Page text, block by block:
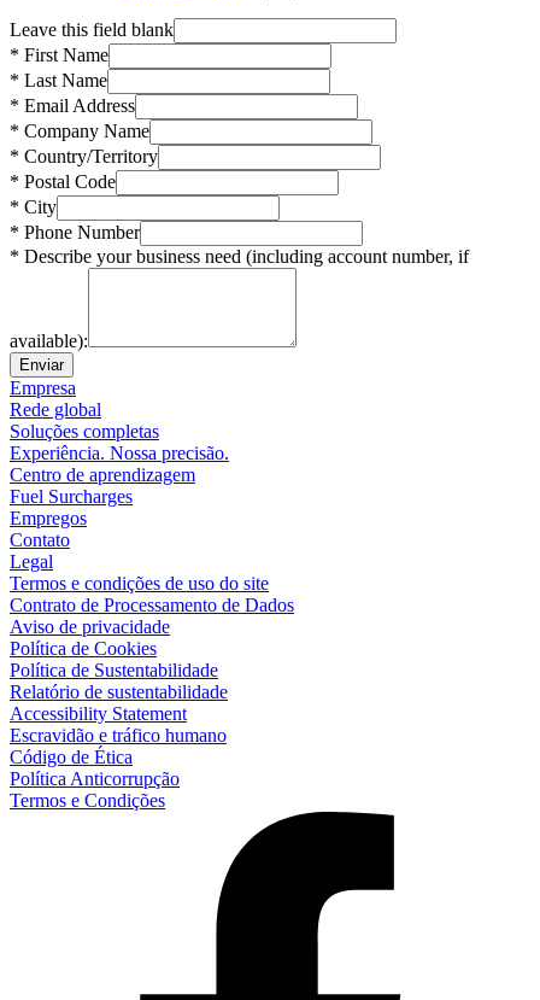
Leave this field blank
* First Name
* Last Name
* Email Address
* Company Name
* Country/Territory
* Postal Code
* City
* Phone Number
* Describe your business need (including account number, if
available):
Enviar
Empresa
Rede global
Soluções completas
Experiência. Nossa precisão.
Centro de aprendizagem
Fuel Surcharges
Empregos
Contato
Legal
Termos e condições de uso do site
Contrato de Processamento de Dados
Aviso de privacidade
Política de Cookies
Política de Sustentabilidade
Relatório de sustentabilidade
Accessibility Statement
Escravidão e tráfico humano
Código de Ética
Política Anticorrupção
Termos e Condições